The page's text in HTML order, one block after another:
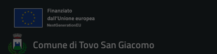
Comune di Tovo San Giacomo